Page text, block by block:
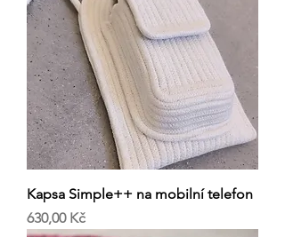
Kapsa Simple++ na mobilní telefon
Cena
630,00 Kč